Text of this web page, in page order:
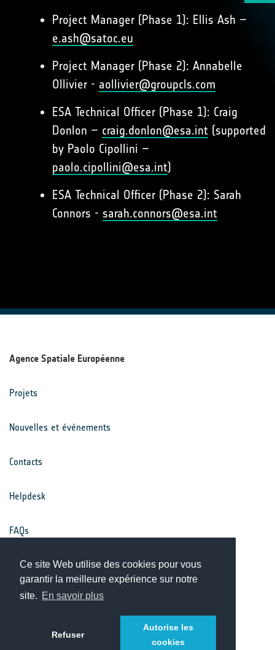
Ce site Web utilise des cookies pour vous
garantir la meilleure expérience sur notre
site. En savoir plus
Refuser
Autorise les
cookies
Project Manager (Phase 1): Ellis Ash –
e.ash@satoc.eu
Project Manager (Phase 2): Annabelle
Ollivier - aollivier@groupcls.com
ESA Technical Officer (Phase 1): Craig
Donlon – craig.donlon@esa.int (supported
by Paolo Cipollini –
paolo.cipollini@esa.int)
ESA Technical Officer (Phase 2): Sarah
Connors - sarah.connors@esa.int
Agence Spatiale Européenne
Projets
Nouvelles et événements
Contacts
Helpdesk
FAQs
Conditions générales
Avis de confidentialité